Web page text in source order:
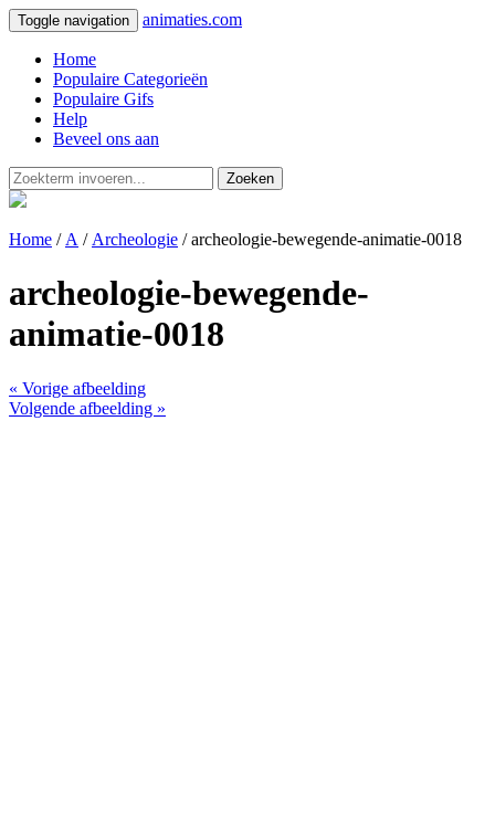
Toggle navigation animaties.com
Home
Populaire Categorieën
Populaire Gifs
Help
Beveel ons aan
Zoeken
Home / A / Archeologie / archeologie-bewegende-animatie-0018
archeologie-bewegende-
animatie-0018
« Vorige afbeelding
Volgende afbeelding »